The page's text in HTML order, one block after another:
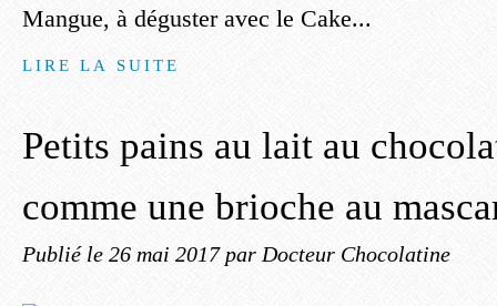
Mangue, à déguster avec le Cake...
LIRE LA SUITE
Petits pains au lait au
comme une brioche au
Publié le 26 mai 2017 par Docteur Chocolatine